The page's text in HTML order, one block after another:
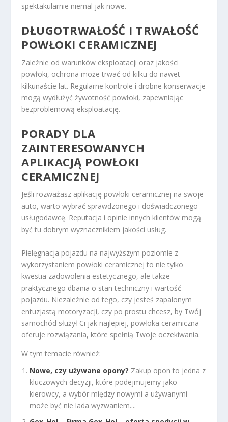
spektakularnie niemal jak nowe.
DŁUGOTRWAŁOŚĆ I TRWAŁOŚĆ
POWŁOKI CERAMICZNEJ
Zależnie od warunków eksploatacji oraz jakości
powłoki, ochrona może trwać od kilku do nawet
kilkunaście lat. Regularne kontrole i drobne konserwacje
mogą wydłużyć żywotność powłoki, zapewniając
bezproblemową eksploatację.
PORADY DLA
ZAINTERESOWANYCH
APLIKACJĄ POWŁOKI
CERAMICZNEJ
Jeśli rozważasz aplikację powłoki ceramicznej na swoje
auto, warto wybrać sprawdzonego i doświadczonego
usługodawcę. Reputacja i opinie innych klientów mogą
być tu dobrym wyznacznikiem jakości usług.
Pielęgnacja pojazdu na najwyższym poziomie z
wykorzystaniem powłoki ceramicznej to nie tylko
kwestia zadowolenia estetycznego, ale także
praktycznego dbania o stan techniczny i wartość
pojazdu. Niezależnie od tego, czy jesteś zapalonym
entuzjastą motoryzacji, czy po prostu chcesz, by Twój
samochód służył Ci jak najlepiej, powłoka ceramiczna
oferuje rozwiązania, które spełnią Twoje oczekiwania.
W tym temacie również:
Nowe, czy używane opony? Zakup opon to jedna z
kluczowych decyzji, które podejmujemy jako
kierowcy, a wybór między nowymi a używanymi
może być nie lada wyzwaniem....